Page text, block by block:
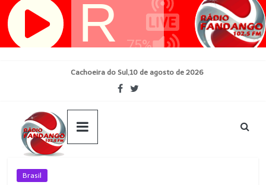
Pular
para
Cachoeira do Sul,10 de agosto de 2026
Brasil